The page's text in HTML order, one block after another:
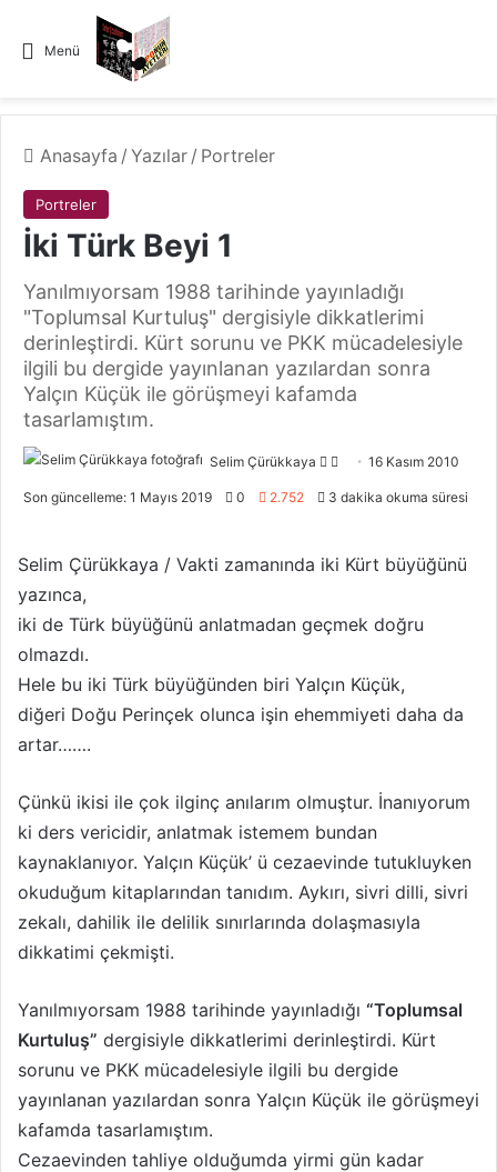
Menü
Anasayfa / Yazılar / Portreler
Portreler
İki Türk Beyi 1
Yanılmıyorsam 1988 tarihinde yayınladığı
"Toplumsal Kurtuluş" dergisiyle dikkatlerimi
derinleştirdi. Kürt sorunu ve PKK mücadelesiyle
ilgili bu dergide yayınlanan yazılardan sonra
Yalçın Küçük ile görüşmeyi kafamda
tasarlamıştım.
Selim Çürükkaya
F
o
o
oo
d
e
r
m
e
16 Kasım 2010
Son güncelleme: 1 Mayıs 2019 0 2.752 3 dakika okuma süresi
Selim Çürükkaya / Vakti zamanında iki Kürt büyüğünü
yazınca,
iki de Türk büyüğünü anlatmadan geçmek doğru
olmazdı.
Hele bu iki Türk büyüğünden biri Yalçın Küçük,
diğeri Doğu Perinçek olunca işin ehemmiyeti daha da
artar…….
Çünkü ikisi ile çok ilginç anılarım olmuştur. İnanıyorum
ki ders vericidir, anlatmak istemem bundan
kaynaklanıyor. Yalçın Küçük’ ü cezaevinde tutukluyken
okuduğum kitaplarından tanıdım. Aykırı, sivri dilli, sivri
zekalı, dahilik ile delilik sınırlarında dolaşmasıyla
dikkatimi çekmişti.
Yanılmıyorsam 1988 tarihinde yayınladığı “Toplumsal
Kurtuluş” dergisiyle dikkatlerimi derinleştirdi. Kürt
sorunu ve PKK mücadelesiyle ilgili bu dergide
yayınlanan yazılardan sonra Yalçın Küçük ile görüşmeyi
kafamda tasarlamıştım.
Cezaevinden tahliye olduğumda yirmi gün kadar